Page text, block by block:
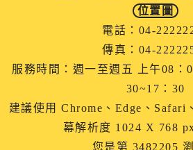
位置圖
電話：04-
傳真：04-
服務時間：週一至週五 上午08：
30~17：30
建議使用 Chrome、Edge、Safari
幕解析度 1024 X 768
您是第 3482205